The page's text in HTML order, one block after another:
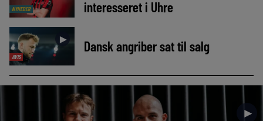
NYHEDER
interesseret i Uhre
AVIS
► Dansk angriber sat til salg
►